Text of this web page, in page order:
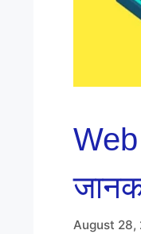
Web
August 28,